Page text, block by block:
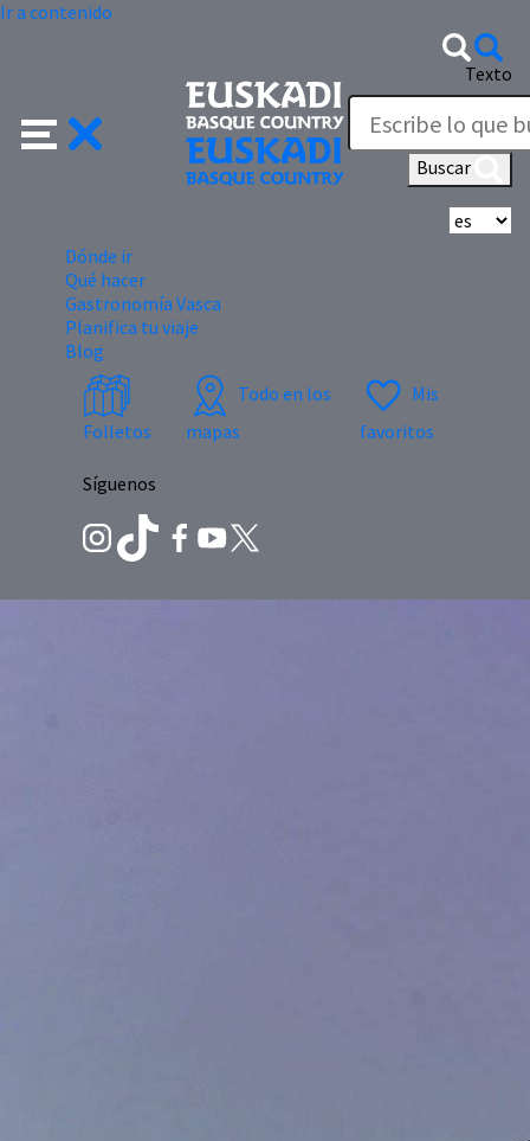
Ir a contenido
Texto
Buscar
Dónde ir
Qué hacer
Gastronomía Vasca
Planifica tu viaje
Blog
Folletos
Todo en los
mapas
Mis
favoritos
Síguenos